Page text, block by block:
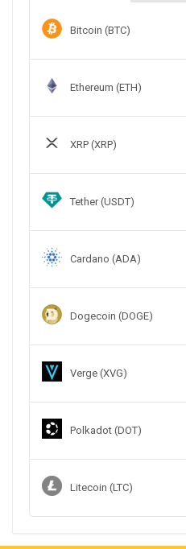
Bitcoin (BTC)
Ethereum (ETH)
XRP (XRP)
Tether (USDT)
Cardano (ADA)
Dogecoin (DOGE)
Verge (XVG)
Polkadot (DOT)
Litecoin (LTC)